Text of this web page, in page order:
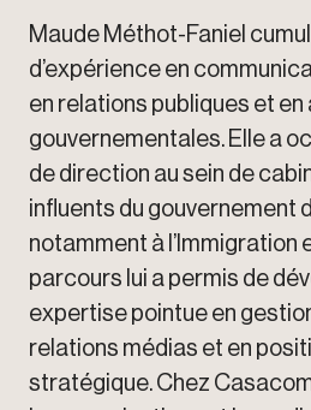
Maude Méthot-Faniel
d’expérience en
en relations publiques et en
gouvernementales. Elle a
de direction au sein de
influents du gouvernement
notamment à l’Immigration
parcours lui a permis de
expertise pointue en
relations médias et en
stratégique. Chez